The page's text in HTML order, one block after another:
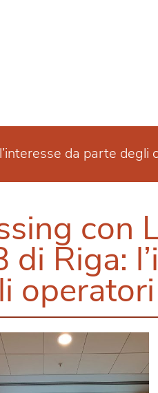
da parte
con
di Riga: